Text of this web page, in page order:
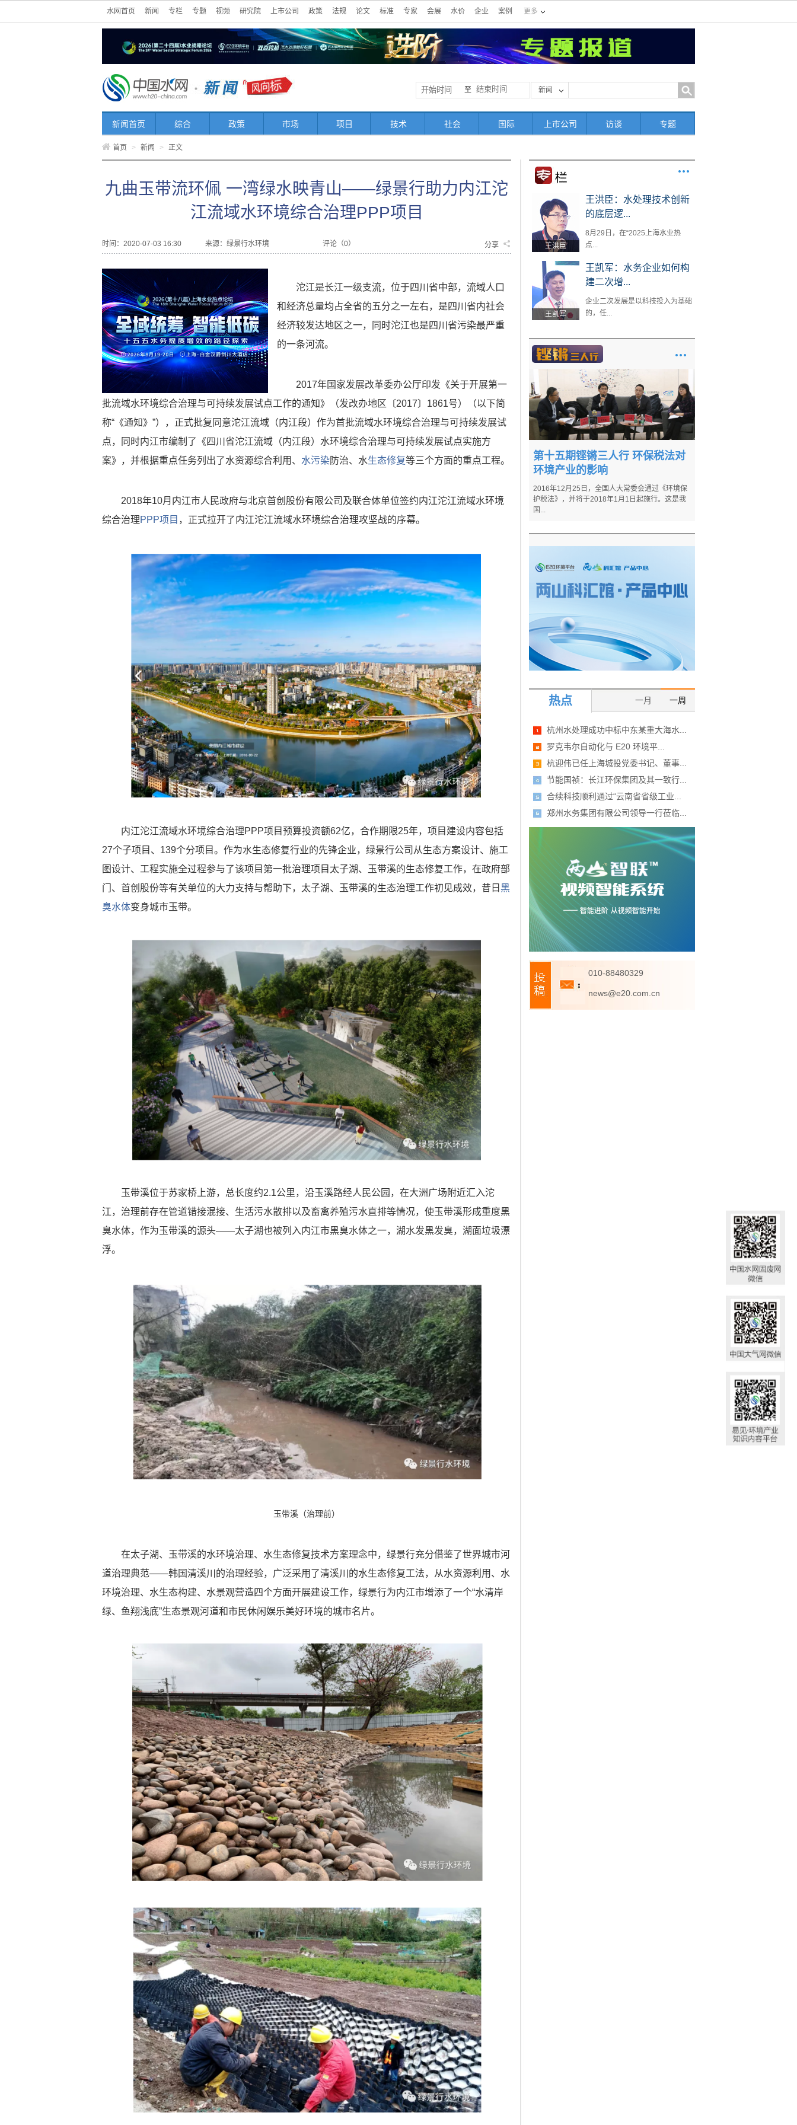
水网首页 新闻 专栏 专题 视频 研究院 上市公司 政策 法规 论文 标准 专家 会展 水价 企业 案例 更多
至 新闻
新闻首页 综合 政策 市场 项目 技术 社会 国际 上市公司 访谈 专题
首页 > 新闻 > 正文
九曲玉带流环佩 一湾绿水映青山——绿景行助力内江沱
江流域水环境综合治理PPP项目
时间：2020-07-03 16:30 来源： 绿景行水环境 评论（0） 分享
沱江是长江一级支流，位于四川省中部，流域人口
和经济总量均占全省的五分之一左右，是四川省内社会
经济较发达地区之一，同时沱江也是四川省污染最严重
的一条河流。
2017年国家发展改革委办公厅印发《关于开展第一
批流域水环境综合治理与可持续发展试点工作的通知》（发改办地区〔2017〕1861号）（以下简
称“《通知》”），正式批复同意沱江流域（内江段）作为首批流域水环境综合治理与可持续发展试
点，同时内江市编制了《四川省沱江流域（内江段）水环境综合治理与可持续发展试点实施方
案》，并根据重点任务列出了水资源综合利用、 水污染防治、水生态修复等三个方面的重点工程。
2018年10月内江市人民政府与北京首创股份有限公司及联合体单位签约内江沱江流域水环境
综合治理PPP项目 ，正式拉开了内江沱江流域水环境综合治理攻坚战的序幕。
内江沱江流域水环境综合治理PPP项目预算投资额62亿，合作期限25年，项目建设内容包括
27个子项目、139个分项目。作为水生态修复行业的先锋企业，绿景行公司从生态方案设计、施工
图设计、工程实施全过程参与了该项目第一批治理项目太子湖、玉带溪的生态修复工作，在政府部
门、首创股份等有关单位的大力支持与帮助下，太子湖、玉带溪的生态治理工作初见成效，昔日 黑
臭水体变身城市玉带。
玉带溪位于苏家桥上游，总长度约2.1公里，沿玉溪路经人民公园，在大洲广场附近汇入沱
江，治理前存在管道错接混接、生活污水散排以及畜禽养殖污水直排等情况，使玉带溪形成重度黑
臭水体，作为玉带溪的源头——太子湖也被列入内江市黑臭水体之一，湖水发黑发臭，湖面垃圾漂
浮。
玉带溪（治理前）
在太子湖、玉带溪的水环境治理、水生态修复技术方案理念中，绿景行充分借鉴了世界城市河
道治理典范——韩国清溪川的治理经验，广泛采用了清溪川的水生态修复工法，从水资源利用、水
环境治理、水生态构建、水景观营造四个方面开展建设工作，绿景行为内江市增添了一个“水清岸
绿、鱼翔浅底”生态景观河道和市民休闲娱乐美好环境的城市名片。
王洪臣
王洪臣：水处理技术创新
的底层逻...
8月29日，在“2025上海水业热
点...
王凯军
王凯军：水务企业如何构
建二次增...
企业二次发展是以科技投入为基础
的，任...
第十五期铿锵三人行 环保税法对
环境产业的影响
2016年12月25日，全国人大常委会通过《环境保
护税法》，并将于2018年1月1日起施行。这是我
国...
热点 一周
一月
杭州水处理成功中标中东某重大海水...
罗克韦尔自动化与 E20 环境平...
杭迎伟已任上海城投党委书记、董事...
节能国祯：长江环保集团及其一致行...
合续科技顺利通过“云南省省级工业...
郑州水务集团有限公司领导一行莅临...
010-88480329
news@e20.com.cn